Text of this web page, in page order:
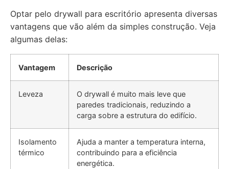
Optar pelo drywall para escritório apresenta diversas
vantagens que vão além da simples construção. Veja
algumas delas:
Vantagem Descrição
Leveza
O drywall é muito mais leve que
paredes tradicionais, reduzindo a
carga sobre a estrutura do edifício.
Isolamento
térmico
Ajuda a manter a temperatura interna,
contribuindo para a eficiência
energética.